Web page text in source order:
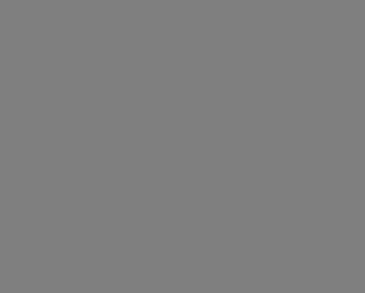
después de la cuarentena si el
si el parto ha sido una
o hay alguna